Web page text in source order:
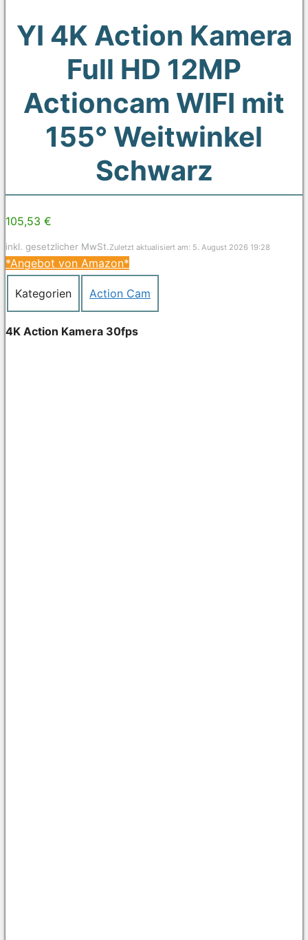
YI 4K Action Kamera
Full HD 12MP
Actioncam WIFI mit
155° Weitwinkel
Schwarz
105,53 €
inkl. gesetzlicher MwSt.Zuletzt aktualisiert am: 5. August 2026 19:28
*Angebot von Amazon*
Kategorien Action Cam
4K Action Kamera 30fps